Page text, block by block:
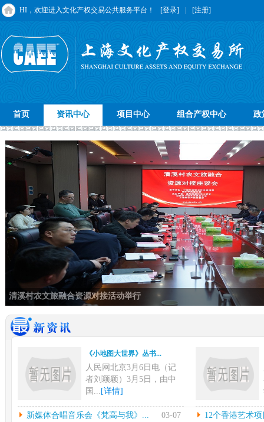
HI，欢迎进入文化产权交易公共服务平台！ [登录] [注册]
首页 资讯中心 项目中心 组合产权中心 政
清溪村农文旅融合资源对接活动举行
《小地图大世界》丛书...
人民网北京3月6日电（记
者刘颖颖）3月5日，由中
国... [详情]
新媒体合唱音乐会《梵... 12
新媒体合唱音乐会《梵高与我》... 03-07
12个香港艺术